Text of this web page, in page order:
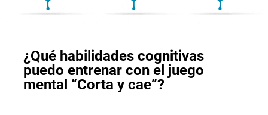
¿Qué habilidades cognitivas
puedo entrenar con el juego
mental “Corta y cae”?